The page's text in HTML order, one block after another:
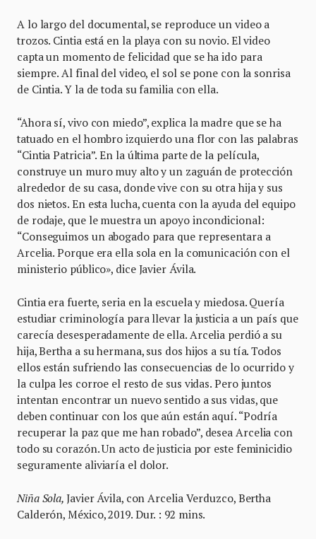
A lo largo del documental, se reproduce un video a
trozos. Cintia está en la playa con su novio. El video
capta un momento de felicidad que se ha ido para
siempre. Al final del video, el sol se pone con la sonrisa
de Cintia. Y la de toda su familia con ella.
“Ahora sí, vivo con miedo”, explica la madre que se ha
tatuado en el hombro izquierdo una flor con las palabras
“Cintia Patricia”. En la última parte de la película,
construye un muro muy alto y un zaguán de protección
alrededor de su casa, donde vive con su otra hija y sus
dos nietos. En esta lucha, cuenta con la ayuda del equipo
de rodaje, que le muestra un apoyo incondicional:
“Conseguimos un abogado para que representara a
Arcelia. Porque era ella sola en la comunicación con el
ministerio público», dice Javier Ávila.
Cintia era fuerte, seria en la escuela y miedosa. Quería
estudiar criminología para llevar la justicia a un país que
carecía desesperadamente de ella. Arcelia perdió a su
hija, Bertha a su hermana, sus dos hijos a su tía. Todos
ellos están sufriendo las consecuencias de lo ocurrido y
la culpa les corroe el resto de sus vidas. Pero juntos
intentan encontrar un nuevo sentido a sus vidas, que
deben continuar con los que aún están aquí. “Podría
recuperar la paz que me han robado”, desea Arcelia con
todo su corazón. Un acto de justicia por este feminicidio
seguramente aliviaría el dolor.
Niña Sola, Javier Ávila, con Arcelia Verduzco, Bertha
Calderón, México, 2019. Dur. : 92 mins.